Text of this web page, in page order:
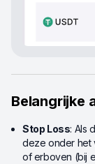
Belangrijke
Stop Loss: Als
deze onder het
of erboven (bij